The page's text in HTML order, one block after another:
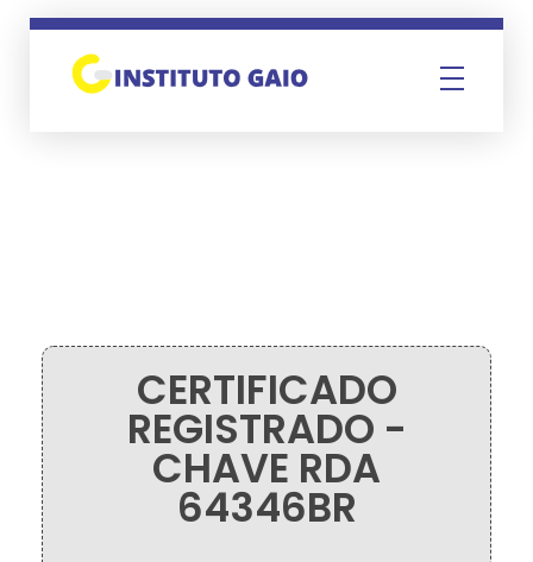
CERTIFICADO
REGISTRADO -
CHAVE RDA
64346BR